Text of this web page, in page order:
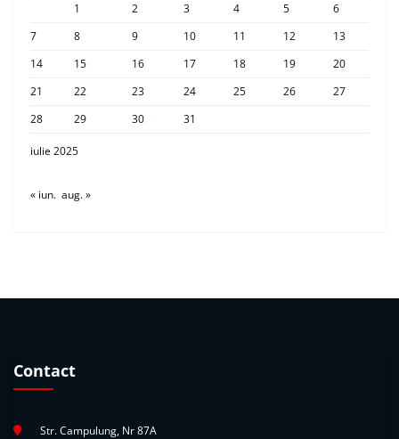
iulie 2025
1
2 3 4 5
6
7
8 9 10 11 12
13
14
15 16 17 18 19
20
21
22 23 24 25 26
27
28
29 30 31
« iun. aug. »
Contact
Str. Campulung, Nr 87A